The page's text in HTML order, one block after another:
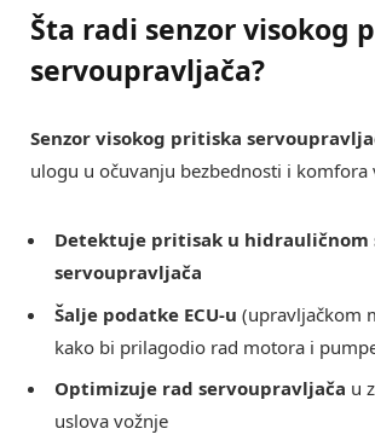
Šta radi senzor visokog
servoupravljača?
Senzor visokog pritiska
ulogu u očuvanju bezbednosti i komfora
Detektuje pritisak u hidrauličnom
servoupravljača
Šalje podatke ECU-u (upravljačkom
kako bi prilagodio rad motora i
Optimizuje rad servoupravljača u
uslova vožnje